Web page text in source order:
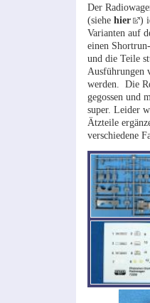
Der
(siehe hier
)
Varianten auf
einen
und die Teile
Ausführungen
werden. Die
gegossen und
super. Leider
Ätzteile
verschiedene